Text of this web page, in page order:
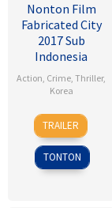
Nonton Film
Fabricated City
2017 Sub
Indonesia
Action, Crime,Thriller,
Korea
9
Feb
2017
Lee
Hu-
bin
TRAILER
TONTON